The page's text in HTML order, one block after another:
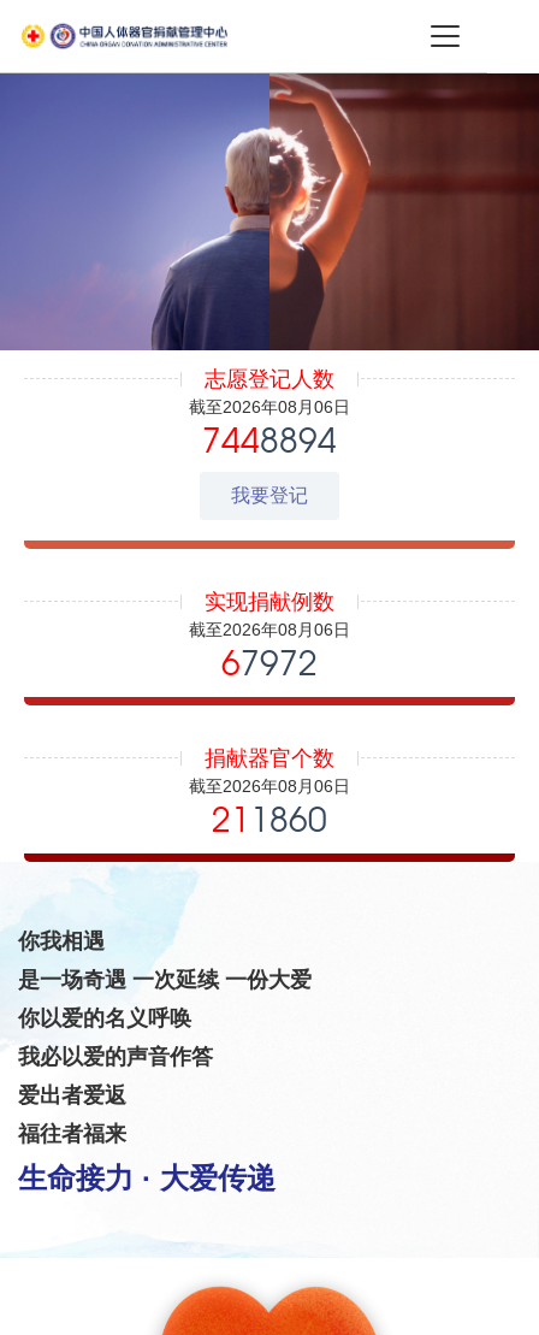
志愿登记人数
截至2026年08月06日
7448894
我要登记
实现捐献例数
截至2026年08月06日
67972
捐献器官个数
截至2026年08月06日
21 1860
你我相遇
是一场奇遇 一次延续 一份大爱
你以爱的名义呼唤
我必以爱的声音作答
爱出者爱返
福往者福来
生命接力 · 大爱传递